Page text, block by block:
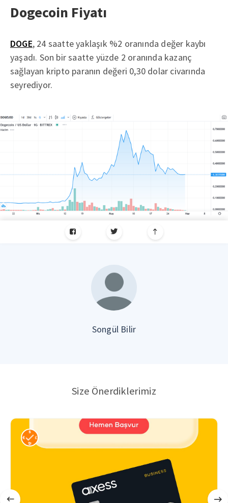
Dogecoin Fiyatı
DOGE, 24 saatte yaklaşık %2 oranında değer kaybı
yaşadı. Son bir saatte yüzde 2 oranında kazanç
sağlayan kripto paranın değeri 0,30 dolar civarında
seyrediyor.
Songül Bilir
Size Önerdiklerimiz